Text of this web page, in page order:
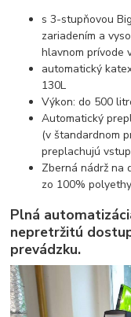
s 3-stupňovou
zariadením a
hlavnom prívode
automatický
130L
Výkon: do 500
Automatický
(v štandardnom
preplachujú
Zberná nádrž na
zo 100%
Plná
nepretržitú
prevádzku.